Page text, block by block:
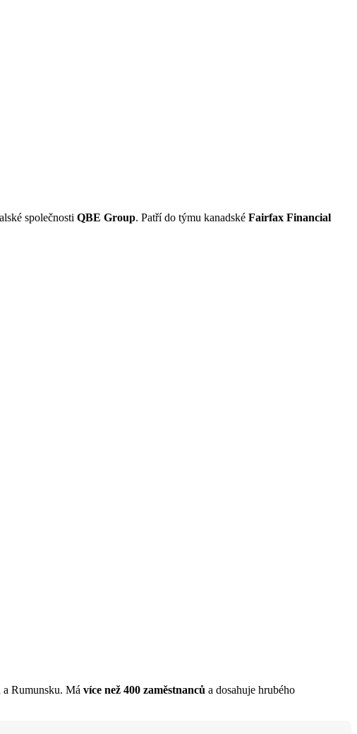
společnosti QBE Group. Patří do týmu kanadské Fairfax Financial
Rumunsku. Má více než 400 zaměstnanců a dosahuje hrubého